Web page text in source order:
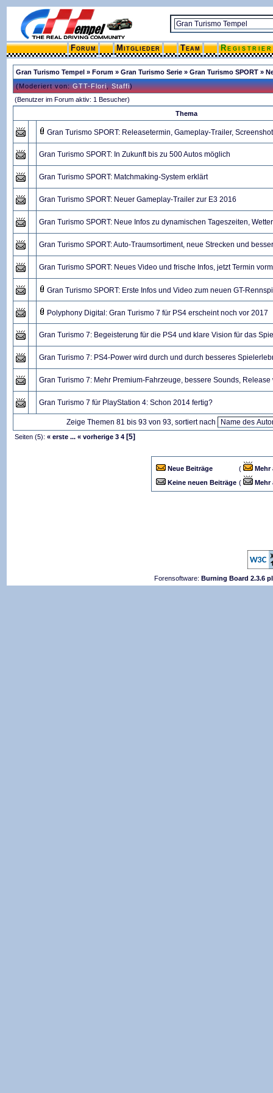
Forum Mitglieder Team
Gran Turismo Tempel » Forum » Gran Turismo Serie » Gran Turismo SPORT »
(Moderiert von:GTT-Flori,Staffi)
(Benutzer im Forum aktiv: 1 Besucher)
Thema
Gran Turismo SPORT: Releasetermin, Gameplay-Trailer,
Gran Turismo SPORT: In Zukunft bis zu 500 Autos möglich
Gran Turismo SPORT: Matchmaking-System erklärt
Gran Turismo SPORT: Neuer Gameplay-Trailer zur E3 2016
Gran Turismo SPORT: Neue Infos zu dynamischen Tageszeiten,
Gran Turismo SPORT: Auto-Traumsortiment, neue Strecken und
Gran Turismo SPORT: Neues Video und frische Infos, jetzt Termin
Gran Turismo SPORT: Erste Infos und Video zum neuen GT-
Polyphony Digital: Gran Turismo 7 für PS4 erscheint noch vor 2017
Gran Turismo 7: Begeisterung für die PS4 und klare Vision für das
Gran Turismo 7: PS4-Power wird durch und durch besseres
Gran Turismo 7: Mehr Premium-Fahrzeuge, bessere Sounds,
Gran Turismo 7 für PlayStation 4: Schon 2014 fertig?
Zeige Themen 81 bis 93 von 93, sortiert nach
Seiten (5): « erste ... « vorherige 3 4 [5]
Neue Beiträge (
Mehr
Keine neuen Beiträge ( Mehr
Forensoftware: Burning Board 2.3.6